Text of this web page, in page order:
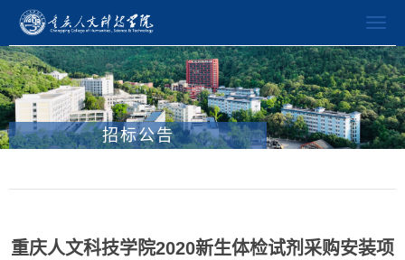
招标公告
重庆人文科技学院2020新生体检试剂采购安装项